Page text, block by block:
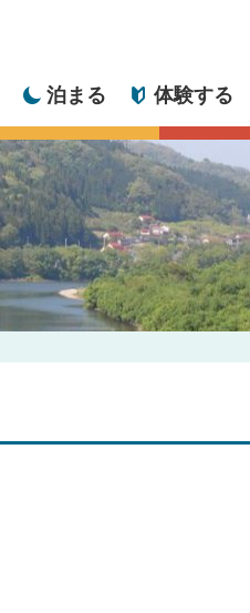
泊まる 体験する